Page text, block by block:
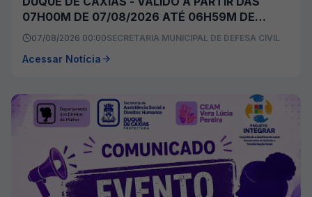
07H00M DE 07/08/2026 ATÉ 06H59M DE
08/08/2026
07/08/2026 00:00SECRETARIA MUNICIPAL DE DEFESA CIVIL
Acessar Notícia